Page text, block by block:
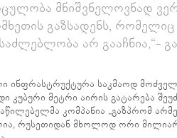
მნიშვნელოვნად
გაზსადენს,
არ გააჩნია,“-
ინფრასტრუქტურა საკმაოდ
კუბური მეტრი აირის გატარება
კომპანია „გაზპრომ
რუსეთიდან მხოლოდ ორი